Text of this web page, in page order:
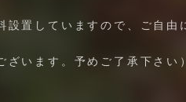
設置していますので、ご自由
ざいます。予めご了承下さい